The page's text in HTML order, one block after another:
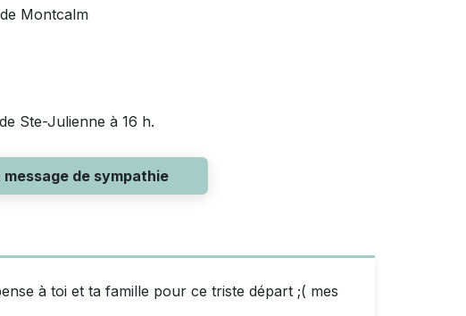
Montcalm
Ste-Julienne à 16 h.
message de sympathie
à toi et ta famille pour ce triste départ ;( mes